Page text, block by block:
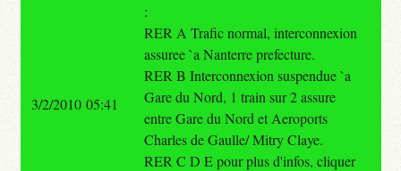
:
RER A Trafic normal, interconnexion
assuree `a Nanterre prefecture.
RER B Interconnexion suspendue `a
Gare du Nord, 1 train sur 2 assure
entre Gare du Nord et Aeroports
Charles de Gaulle/ Mitry Claye.
RER C D E pour plus d'infos, cliquer
3/2/2010 05:41